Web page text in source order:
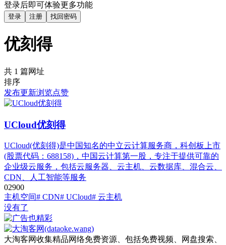
登录后即可体验更多功能
登录 注册 找回密码
优刻得
共 1 篇网址
排序
发布更新浏览点赞
UCloud优刻得
UCloud(优刻得)是中国知名的中立云计算服务商，科创板上市
(股票代码：688158)，中国云计算第一股，专注于提供可靠的
企业级云服务，包括云服务器、云主机、云数据库、混合云、
CDN、人工智能等服务
02900
主机空间# CDN# UCloud# 云主机
没有了
大淘客网收集精品网络免费资源、包括免费视频、网盘搜索、